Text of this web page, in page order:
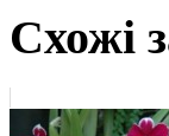
Схожі